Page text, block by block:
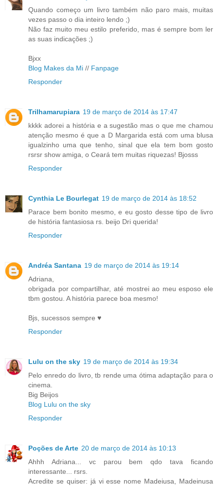
Quando começo um livro também não paro mais, muitas
vezes passo o dia inteiro lendo ;)
Não faz muito meu estilo preferido, mas é sempre bom ler
as suas indicações ;)
Bjxx
Blog Makes da Mi // Fanpage
Responder
Trilhamarupiara 19 de março de 2014 às 17:47
kkkk adorei a história e a sugestão mas o que me chamou
atenção mesmo é que a D Margarida está com uma blusa
igualzinho uma que tenho, sinal que ela tem bom gosto
rsrsr show amiga, o Ceará tem muitas riquezas! Bjosss
Responder
Cynthia Le Bourlegat 19 de março de 2014 às 18:52
Parace bem bonito mesmo, e eu gosto desse tipo de livro
de história fantasiosa rs. beijo Dri querida!
Responder
Andréa Santana 19 de março de 2014 às 19:14
Adriana,
obrigada por compartilhar, até mostrei ao meu esposo ele
tbm gostou. A história parece boa mesmo!
Bjs, sucessos sempre ♥
Responder
Lulu on the sky 19 de março de 2014 às 19:34
Pelo enredo do livro, tb rende uma ótima adaptação para o
cinema.
Big Beijos
Blog Lulu on the sky
Responder
Poções de Arte 20 de março de 2014 às 10:13
Ahhh Adriana... vc parou bem qdo tava ficando
interessante... rsrs.
Acredite se quiser: já vi esse nome Madeiusa, Madeinusa